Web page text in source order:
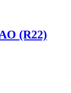
(R22)